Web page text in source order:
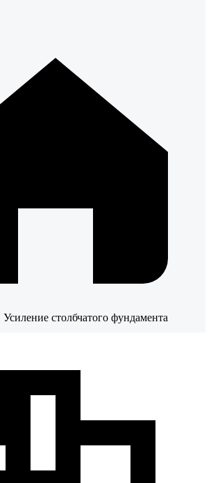
Усиление столбчатого фундамента